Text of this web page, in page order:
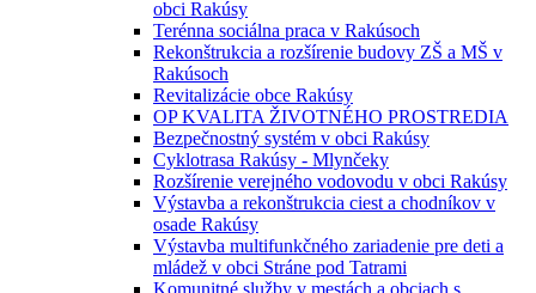
obci Rakúsy
Terénna sociálna praca v Rakúsoch
Rekonštrukcia a rozšírenie budovy ZŠ a MŠ v
Rakúsoch
Revitalizácie obce Rakúsy
OP KVALITA ŽIVOTNÉHO PROSTREDIA
Bezpečnostný systém v obci Rakúsy
Cyklotrasa Rakúsy - Mlynčeky
Rozšírenie verejného vodovodu v obci Rakúsy
Výstavba a rekonštrukcia ciest a chodníkov v
osade Rakúsy
Výstavba multifunkčného zariadenie pre deti a
mládež v obci Stráne pod Tatrami
Komunitné služby v mestách a obciach s